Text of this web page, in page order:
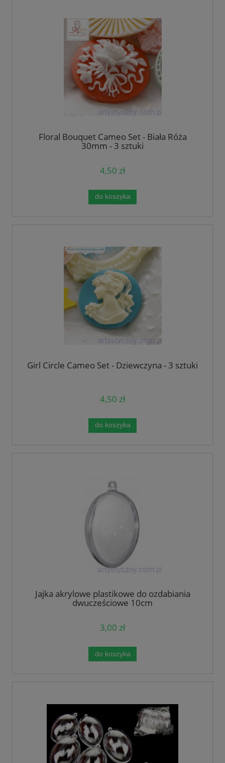
Floral Bouquet Cameo Set - Biała Róża
30mm - 3 sztuki
4,50 zł
do koszyka
Girl Circle Cameo Set - Dziewczyna - 3 sztuki
4,50 zł
do koszyka
Jajka akrylowe plastikowe do ozdabiania
dwuczęściowe 10cm
3,00 zł
do koszyka